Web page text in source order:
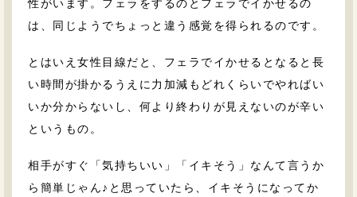
性がいます。フェラをするのとフェラでイかせるの
は、同じようでちょっと違う感覚を得られるのです。
とはいえ女性目線だと、フェラでイかせるとなると長
い時間が掛かるうえに力加減もどれくらいでやればい
いか分からないし、何より終わりが見えないのが辛い
というもの。
相手がすぐ「気持ちいい」「イキそう」なんて言うか
ら簡単じゃん♪と思っていたら、イキそうになってか